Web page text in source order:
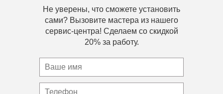
Не уверены, что сможете установить
сами? Вызовите мастера из нашего
сервис-центра! Сделаем со скидкой
20% за работу.